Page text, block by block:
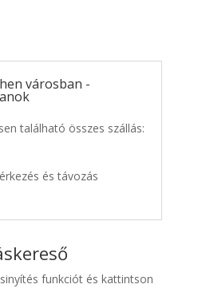
városban -
található összes szállás:
és távozás
funkciót és kattintson